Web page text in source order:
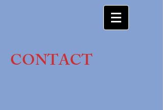
CONTACT